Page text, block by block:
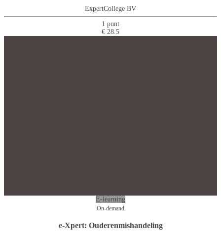
ExpertCollege BV
1 punt
€ 28.5
E-learning
On-demand
e-Xpert: Ouderenmishandeling